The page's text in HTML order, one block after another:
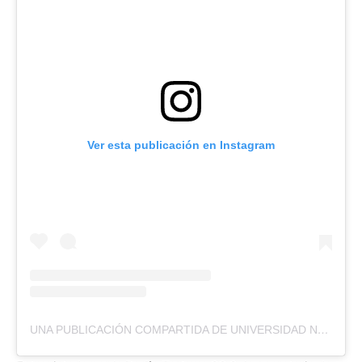
Ver esta publicación en Instagram
UNA PUBLICACIÓN COMPARTIDA DE UNIVERSIDAD NACIONAL DE CÓRDOBA (@UNCOFICIAL)